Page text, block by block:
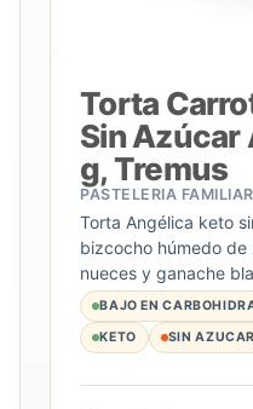
Torta
Sin Azúcar
g, Tremus
PASTELERIA
Torta Angélica keto
bizcocho húmedo de
nueces y ganache
hidratos de carbono
1025 g.
BAJO EN
KETO
SIN